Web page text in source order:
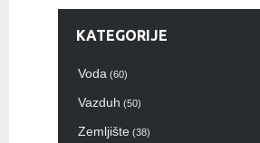
KATEGORIJE
Voda (60)
Vazduh (50)
Zemljište (38)